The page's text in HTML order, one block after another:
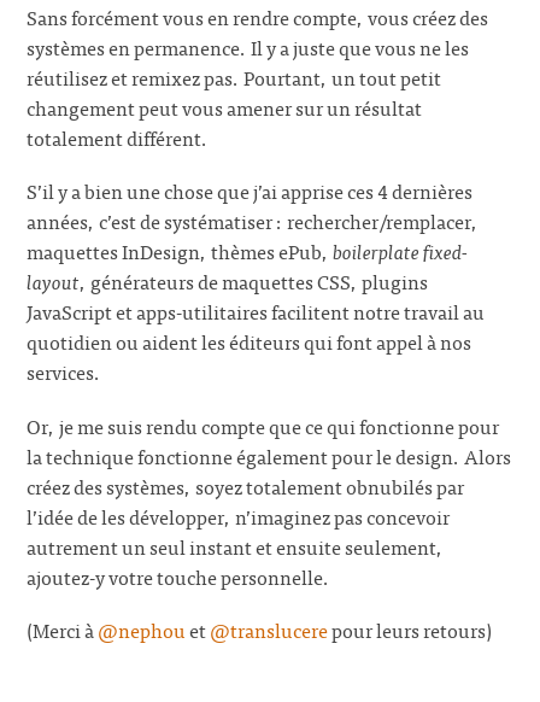
Sans forcément vous en rendre compte, vous créez des
systèmes en permanence. Il y a juste que vous ne les
réutilisez et remixez pas. Pourtant, un tout petit
changement peut vous amener sur un résultat
totalement différent.
S’il y a bien une chose que j’ai apprise ces 4 dernières
années, c’est de systématiser : rechercher/remplacer,
maquettes InDesign, thèmes ePub,boilerplate fixed-
layout, générateurs de maquettes CSS, plugins
JavaScript et apps-utilitaires facilitent notre travail au
quotidien ou aident les éditeurs qui font appel à nos
services.
Or, je me suis rendu compte que ce qui fonctionne pour
la technique fonctionne également pour le design. Alors
créez des systèmes, soyez totalement obnubilés par
l’idée de les développer, n’imaginez pas concevoir
autrement un seul instant et ensuite seulement,
ajoutez-y votre touche personnelle.
(Merci à@nephouet@translucerepour leurs retours)